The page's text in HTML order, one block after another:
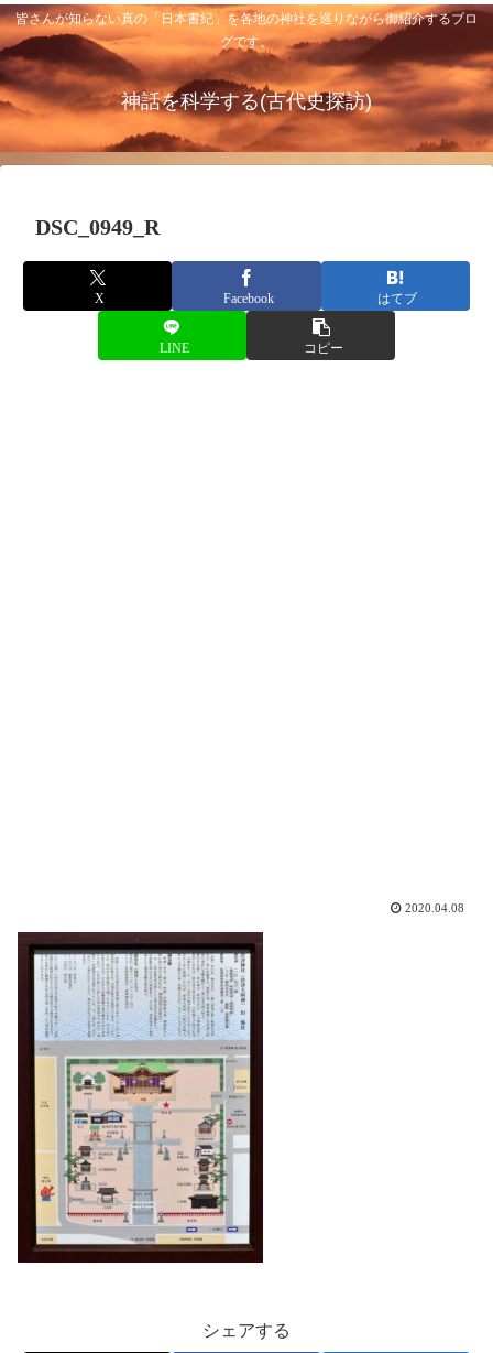
皆さんが知らない真の「日本書紀」を各地の神社を巡りながら御紹介するブロ
グです。
神話を科学する(古代史探訪)
DSC_0949_R
X Facebook はてブ
LINE コピー
2020.04.08
シェアする